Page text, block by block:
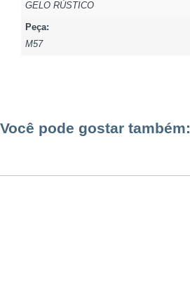
GELO RÚSTICO
Peça:
M57
Você pode gostar também: